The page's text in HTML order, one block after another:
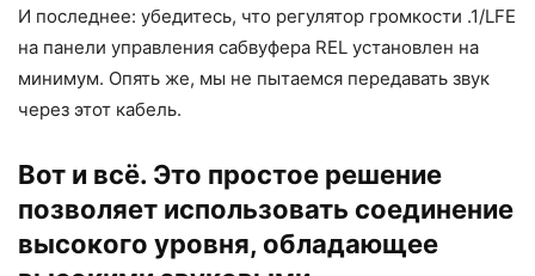
И последнее: убедитесь, что регулятор громкости .1/LFE
на панели управления сабвуфера REL установлен на
минимум. Опять же, мы не пытаемся передавать звук
через этот кабель.
Вот и всё. Это простое решение
позволяет использовать соединение
высокого уровня, обладающее